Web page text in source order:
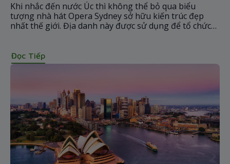
Khi nhắc đến nước Úc thì không thể bỏ qua biểu
tượng nhà hát Opera Sydney sở hữu kiến trúc đẹp
nhất thế giới. Địa danh này được sử dụng để tổ chức
Đọc Tiếp